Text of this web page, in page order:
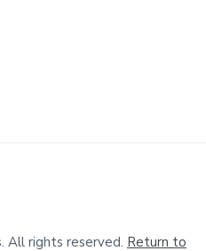
All rights reserved. Return to